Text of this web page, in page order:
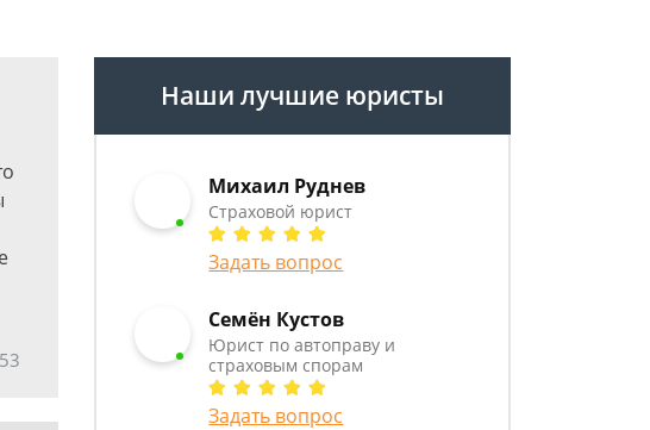
Наши лучшие юристы
Михаил Руднев
Страховой юрист
Задать вопрос
Семён Кустов
Юрист по автоправу и
страховым спорам
Задать вопрос